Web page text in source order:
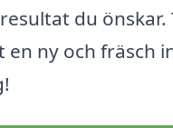
du önskar.
en ny och fräsch